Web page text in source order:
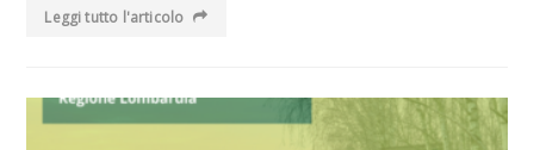
Leggi tutto l'articolo